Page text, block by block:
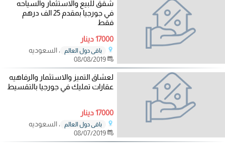
شقق للبيع والاستثمار والسياحه
في جورجيا بمقدم 25 الف درهم
فقط
17000 دينار
باقي دول العالم
، السعوديه
08/08/2019
لعشاق التميز والاستثمار والرفاهيه
عقارات تمليك في جورجيا بالتقسيط
17000 دينار
باقي دول العالم
، السعوديه
08/07/2019